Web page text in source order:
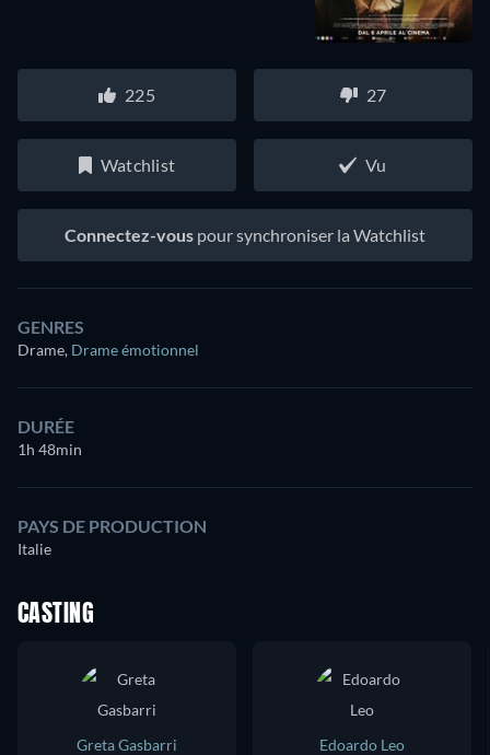
225 27
Watchlist Vu
Connectez-vous pour synchroniser la Watchlist
GENRES
Drame, Drame émotionnel
DURÉE
1h 48min
PAYS DE PRODUCTION
Italie
CASTING
Greta Gasbarri
Edoardo Leo